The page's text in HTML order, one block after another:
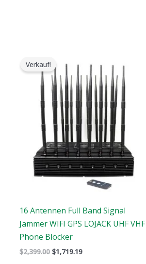
Verkauf!
16 Antennen Full Band Signal
Jammer WIFI GPS LOJACK UHF VHF
Phone Blocker
$2,399.00
Preis
war:
$2,399.00.
$1,719.19
Preis
ist:
$1,719.19.